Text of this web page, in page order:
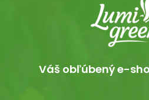
Váš obľúbený e-